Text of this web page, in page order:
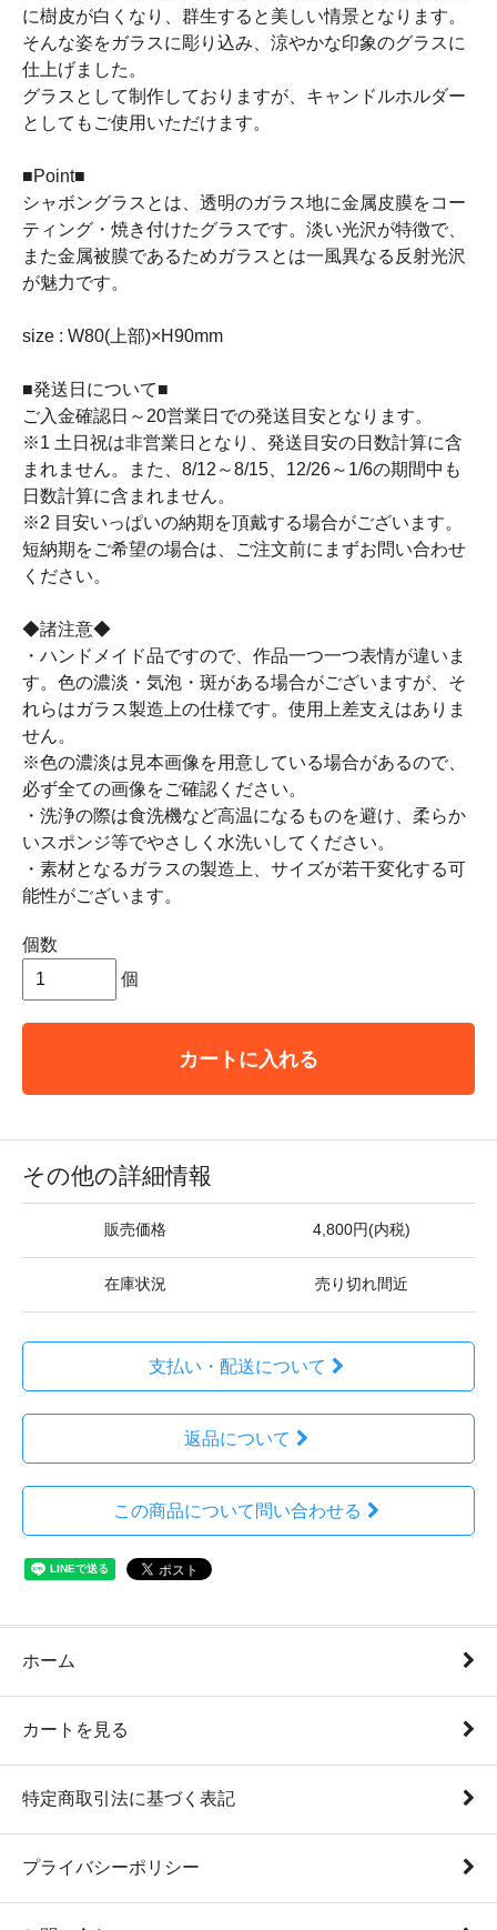
に樹皮が白くなり、群生すると美しい情景となります。
そんな姿をガラスに彫り込み、涼やかな印象のグラスに
仕上げました。
グラスとして制作しておりますが、キャンドルホルダー
としてもご使用いただけます。
■Point■
シャボングラスとは、透明のガラス地に金属皮膜をコー
ティング・焼き付けたグラスです。淡い光沢が特徴で、
また金属被膜であるためガラスとは一風異なる反射光沢
が魅力です。
size : W80(上部)×H90mm
■発送日について■
ご入金確認日～20営業日での発送目安となります。
※1 土日祝は非営業日となり、発送目安の日数計算に含
まれません。また、8/12～8/15、12/26～1/6の期間中も
日数計算に含まれません。
※2 目安いっぱいの納期を頂戴する場合がございます。
短納期をご希望の場合は、ご注文前にまずお問い合わせ
ください。
◆諸注意◆
・ハンドメイド品ですので、作品一つ一つ表情が違いま
す。色の濃淡・気泡・斑がある場合がございますが、そ
れらはガラス製造上の仕様です。使用上差支えはありま
せん。
※色の濃淡は見本画像を用意している場合があるので、
必ず全ての画像をご確認ください。
・洗浄の際は食洗機など高温になるものを避け、柔らか
いスポンジ等でやさしく水洗いしてください。
・素材となるガラスの製造上、サイズが若干変化する可
能性がございます。
個数
個
カートに入れる
その他の詳細情報
販売価格 4,800円(内税)
在庫状況 売り切れ間近
支払い・配送について
返品について
この商品について問い合わせる
ホーム
カートを見る
特定商取引法に基づく表記
プライバシーポリシー